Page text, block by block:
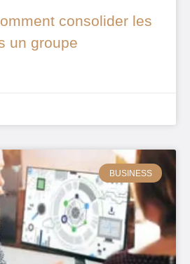
consolider les
un groupe
BUSINESS